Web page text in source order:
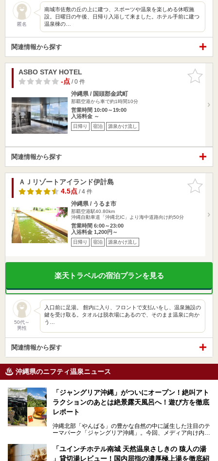
匿名
南城市佐敷の丘の上に建つ、スポーツや温泉を楽しめる休暇施
設。日曜日の午後、日帰り入浴して来ました。ホテル手前に建つ
温泉棟の…
関連情報から探す
お気に入
りに追加
ASBO STAY HOTEL
-点/ 0 件
沖縄県 / 国頭郡金武町
那覇空港から車で約1時間10分
営業時間 10:00～19:00
入浴料金 ～
日帰り 宿泊 源泉かけ流し
関連情報から探す
お気に入
りに追加
ＡＪリゾートアイランド伊計島
4.5点/ 4 件
沖縄県 / うるま市
那覇空港駅40.80km
沖縄自動車道「沖縄北IC」より海中道路向け約50分
営業時間 6:00～23:00
入浴料金 1,200円～
日帰り 宿泊 源泉かけ流し
楽天トラベルの宿泊プランを見る
50代～
男性
入口前に足湯。 館内に入り、フロントで支払いをし、温泉施設の
鍵を受け取る。タオルは脱衣場にあるので、そのまま温泉に向か
う…
関連情報から探す
沖縄県のニフティ温泉ニュース
「ジャングリア沖縄」がついにオープン！絶叫アト
ラクションのあとは絶景露天風呂へ！遊び方を徹底
レポート
沖縄北部「やんばる」の豊かな自然の中に誕生した注目のテ
ーマパーク「ジャングリア沖縄」。今回、メディア向け内覧
グリアの全貌をお届けすべく、見どころや料金、アクセス方
法まで徹底解説していきます。
「ユインチホテル南城 天然温泉さしきの 猿人の湯
」貸切湯レビュー！国内屈指の濃厚極上湯を徹底紹